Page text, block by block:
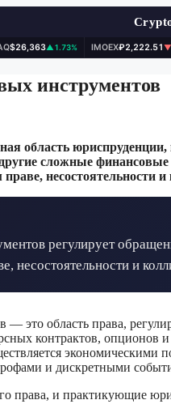
$26,363▲1.73% IMOEX₽2,222.51
инструментов
область
сложные
несостоятельности
регулирует
несостоятельности и
это область права,
контрактов,
и дискретными
права, и практикующие